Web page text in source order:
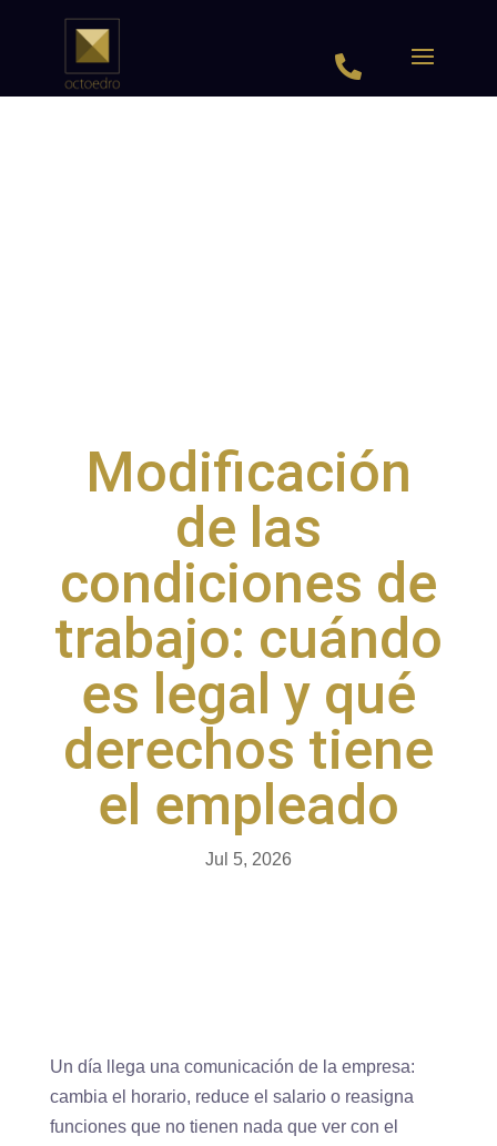

Modificación
de las
condiciones de
trabajo: cuándo
es legal y qué
derechos tiene
el empleado
Jul 5, 2026
Un día llega una comunicación de la empresa:
cambia el horario, reduce el salario o reasigna
funciones que no tienen nada que ver con el